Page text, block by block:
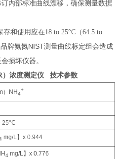
内部标准曲线漂移，确保测量数据
和使用应在18 to 25°C（64.5 to
牌氨氮NIST测量曲线标定组会造成
损坏仪器。
）浓度测定仪 技术参数
）NH4
+
25°C
mg/L】x 0.944
4 mg/L】x 0.776